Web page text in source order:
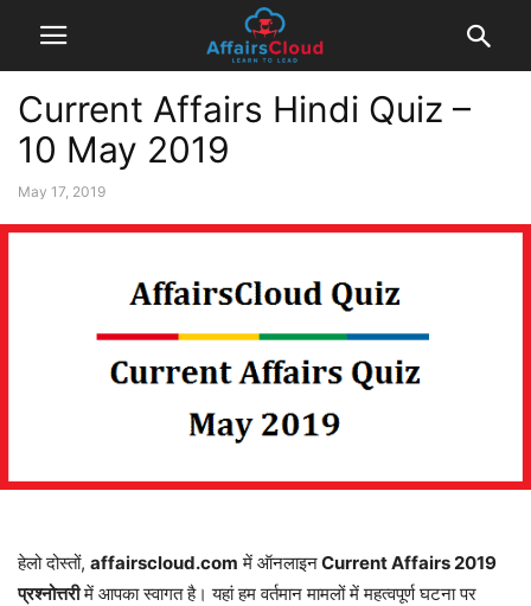
Current Affairs Hindi Quiz –
10 May 2019
May 17, 2019
हेलो दोस्तों, affairscloud.com में ऑनलाइनCurrent Affairs 2019
प्रश्नोत्तरीमें आपका स्वागत है। यहां हम वर्तमान मामलों में महत्वपूर्ण घटना पर